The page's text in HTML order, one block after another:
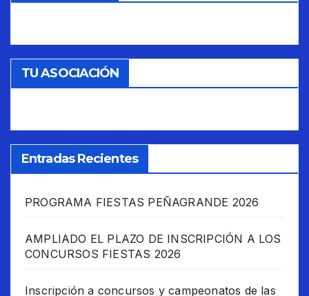
TU ASOCIACIÓN
Entradas Recientes
PROGRAMA FIESTAS PEÑAGRANDE 2026
AMPLIADO EL PLAZO DE INSCRIPCIÓN A LOS
CONCURSOS FIESTAS 2026
Inscripción a concursos y campeonatos de las